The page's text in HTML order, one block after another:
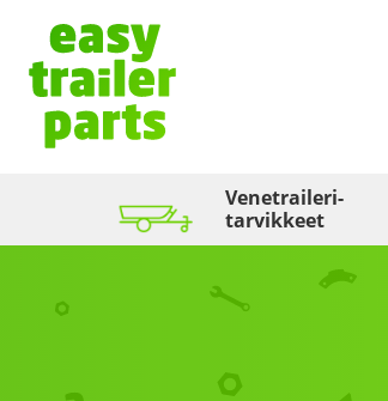
Venetraileri­
tarvikkeet